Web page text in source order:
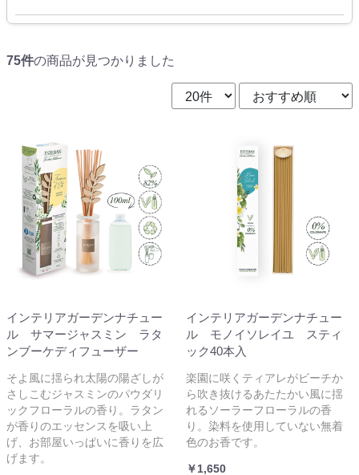
75件の商品が見つかりました
インテリアガーデンナチュー
ル サマージャスミン ラタ
ンブーケディフューザー
そよ風に揺られ太陽の陽ざしが
さしこむジャスミンのパウダリ
ックフローラルの香り。ラタン
が香りのエッセンスを吸い上
げ、お部屋いっぱいに香りを広
げます。
インテリアガーデンナチュー
ル モノイソレイユ スティ
ック40本入
楽園に咲くティアレがビーチか
ら吹き抜けるあたたかい風に揺
れるソーラーフローラルの香
り。染料を使用していない無着
色のお香です。
￥1,650